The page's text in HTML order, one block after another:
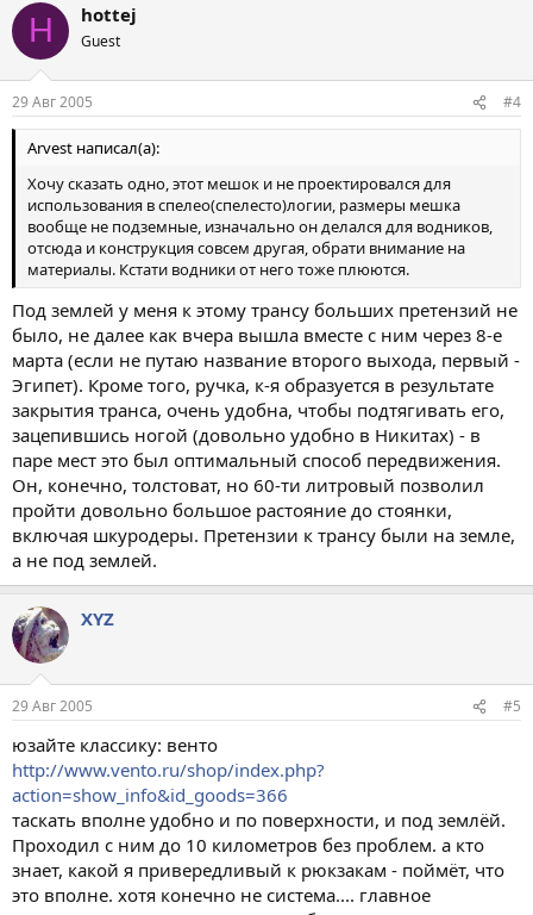
H hottej
Guest
29 Авг 2005 #4
Arvest написал(а):
Хочу сказать одно, этот мешок и не проектировался для
использования в спелео(спелесто)логии, размеры мешка
вообще не подземные, изначально он делался для водников,
отсюда и конструкция совсем другая, обрати внимание на
материалы. Кстати водники от него тоже плюются.
Под землей у меня к этому трансу больших претензий не
было, не далее как вчера вышла вместе с ним через 8-е
марта (если не путаю название второго выхода, первый -
Эгипет). Кроме того, ручка, к-я образуется в результате
закрытия транса, очень удобна, чтобы подтягивать его,
зацепившись ногой (довольно удобно в Никитах) - в
паре мест это был оптимальный способ передвижения.
Он, конечно, толстоват, но 60-ти литровый позволил
пройти довольно большое растояние до стоянки,
включая шкуродеры. Претензии к трансу были на земле,
а не под землей.
XYZ
29 Авг 2005 #5
юзайте классику: венто
http://www.vento.ru/shop/index.php?
action=show_info&id_goods=366
таскать вполне удобно и по поверхности, и под землёй.
Проходил с ним до 10 километров без проблем. а кто
знает, какой я привередливый к рюкзакам - поймёт, что
это вполне. хотя конечно не система.... главное